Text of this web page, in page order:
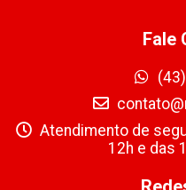
Fale
Atendimento de
12h e das